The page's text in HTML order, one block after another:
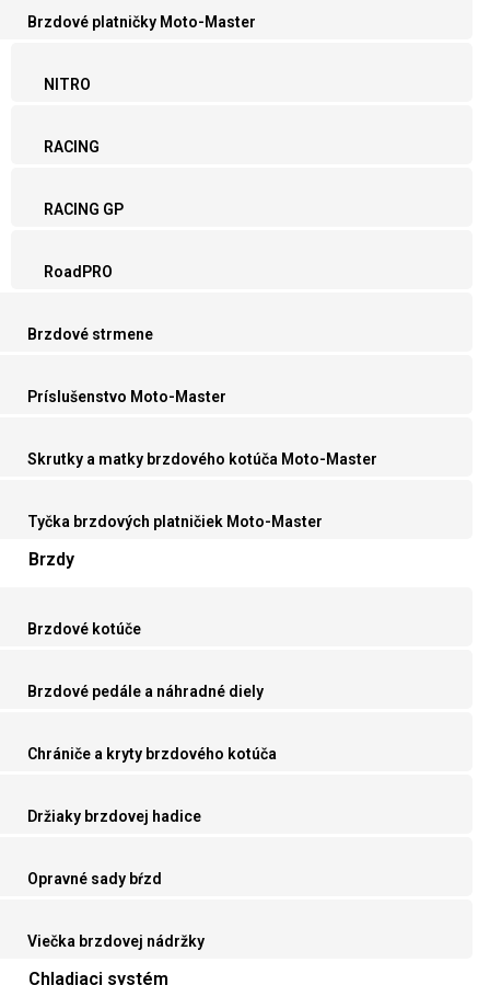
Brzdové platničky Moto-Master
NITRO
RACING
RACING GP
RoadPRO
Brzdové strmene
Príslušenstvo Moto-Master
Skrutky a matky brzdového kotúča Moto-Master
Tyčka brzdových platničiek Moto-Master
Brzdy
Brzdové kotúče
Brzdové pedále a náhradné diely
Chrániče a kryty brzdového kotúča
Držiaky brzdovej hadice
Opravné sady bŕzd
Viečka brzdovej nádržky
Chladiaci systém